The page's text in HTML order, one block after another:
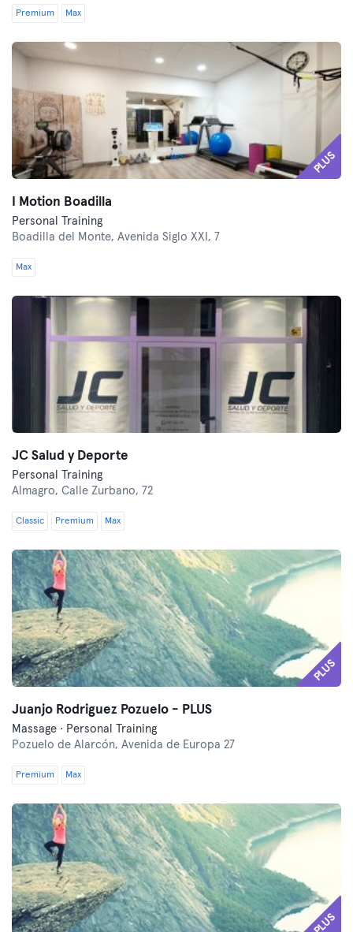
Premium Max
PLUS
I Motion Boadilla
Personal Training
Boadilla del Monte, Avenida Siglo XXI, 7
Max
JC Salud y Deporte
Personal Training
Almagro, Calle Zurbano, 72
Classic Premium Max
PLUS
Juanjo Rodriguez Pozuelo - PLUS
Massage · Personal Training
Pozuelo de Alarcón, Avenida de Europa 27
Premium Max
PLUS